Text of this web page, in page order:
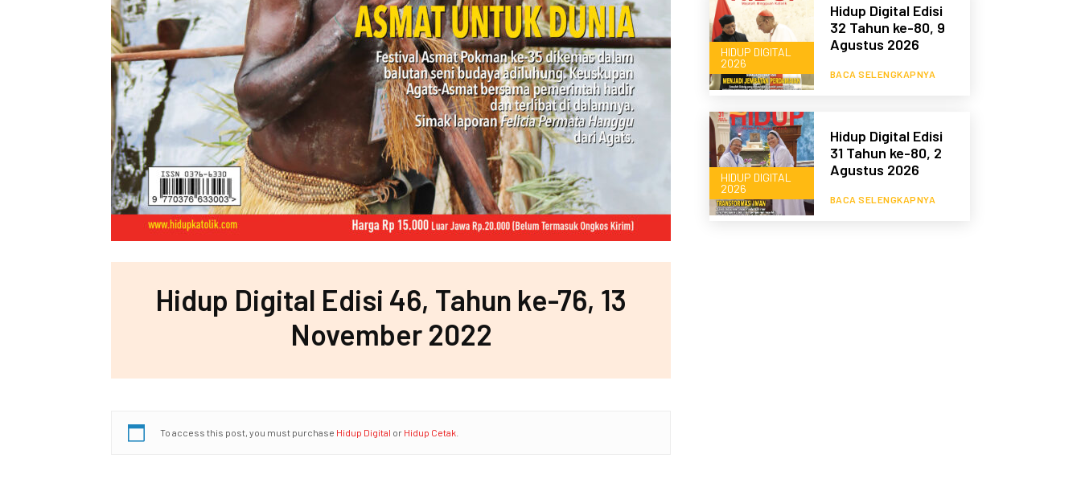
Hidup Digital Edisi 46, Tahun ke-76, 13
November 2022
To access this post, you must purchase Hidup Digital or Hidup Cetak
HIDUP DIGITAL
2026
Hidup Digital Edisi
32 Tahun ke-80, 9
Agustus 2026
BACA SELENGKAPNYA
HIDUP DIGITAL
2026
Hidup Digital Edisi
31 Tahun ke-80, 2
Agustus 2026
BACA SELENGKAPNYA